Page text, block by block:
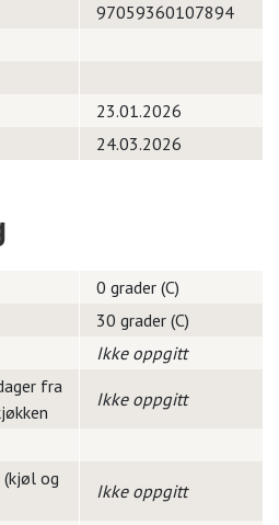
97059360107894
23.01.2026
24.03.2026
0 grader (C)
30 grader (C)
Ikke oppgitt
fra
Ikke oppgitt
og
Ikke oppgitt